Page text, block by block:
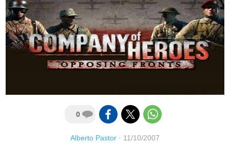
0
Alberto Pastor · 11/10/2007